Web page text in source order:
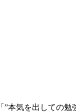
「”本気を出しての